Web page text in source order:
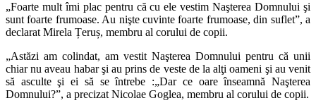
„Foarte mult îmi plac pentru că cu ele vestim Naşterea Domnului şi
sunt foarte frumoase. Au nişte cuvinte foarte frumoase, din suflet”, a
declarat Mirela Țeruș, membru al corului de copii.
„Astăzi am colindat, am vestit Naşterea Domnului pentru că unii
chiar nu aveau habar şi au prins de veste de la alţi oameni şi au venit
să asculte şi ei să se întrebe :„Dar ce oare înseamnă Naşterea
Domnului?”, a precizat Nicolae Goglea, membru al corului de copii.